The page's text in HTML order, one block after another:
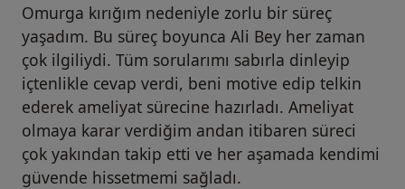
Omurga kırığım nedeniyle zorlu bir süreç
yaşadım. Bu süreç boyunca Ali Bey her zaman
çok ilgiliydi. Tüm sorularımı sabırla dinleyip
içtenlikle cevap verdi, beni motive edip telkin
ederek ameliyat sürecine hazırladı. Ameliyat
olmaya karar verdiğim andan itibaren süreci
çok yakından takip etti ve her aşamada kendimi
güvende hissetmemi sağladı.